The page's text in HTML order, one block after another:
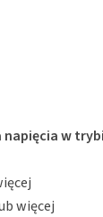
napięcia w
więcej